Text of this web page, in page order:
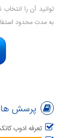
توانید آن را
به مدت محدود
پرسش
تعرفه ادوب